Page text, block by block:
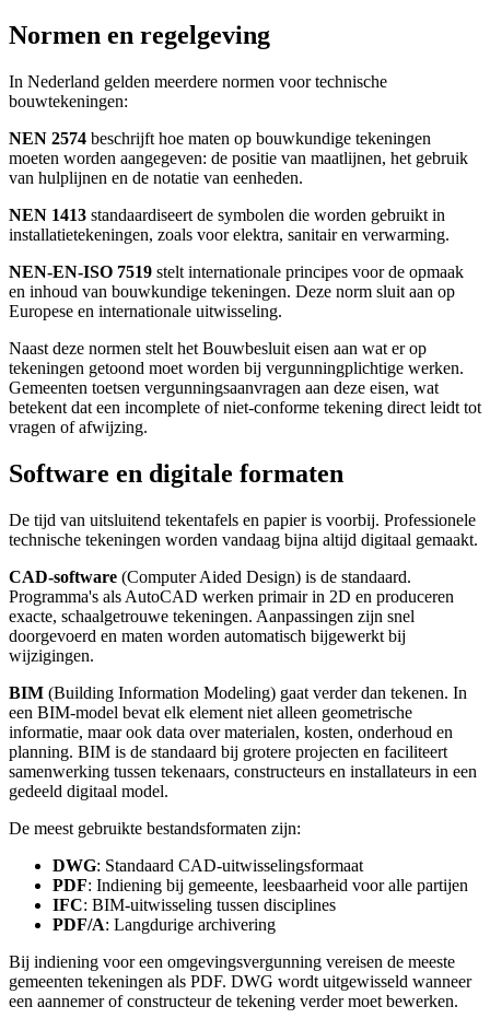
Normen en regelgeving
In Nederland gelden meerdere normen voor technische
bouwtekeningen:
NEN 2574 beschrijft hoe maten op bouwkundige tekeningen
moeten worden aangegeven: de positie van maatlijnen, het gebruik
van hulplijnen en de notatie van eenheden.
NEN 1413 standaardiseert de symbolen die worden gebruikt in
installatietekeningen, zoals voor elektra, sanitair en verwarming.
NEN-EN-ISO 7519 stelt internationale principes voor de opmaak
en inhoud van bouwkundige tekeningen. Deze norm sluit aan op
Europese en internationale uitwisseling.
Naast deze normen stelt het Bouwbesluit eisen aan wat er op
tekeningen getoond moet worden bij vergunningplichtige werken.
Gemeenten toetsen vergunningsaanvragen aan deze eisen, wat
betekent dat een incomplete of niet-conforme tekening direct leidt tot
vragen of afwijzing.
Software en digitale formaten
De tijd van uitsluitend tekentafels en papier is voorbij. Professionele
technische tekeningen worden vandaag bijna altijd digitaal gemaakt.
CAD-software (Computer Aided Design) is de standaard.
Programma's als AutoCAD werken primair in 2D en produceren
exacte, schaalgetrouwe tekeningen. Aanpassingen zijn snel
doorgevoerd en maten worden automatisch bijgewerkt bij
wijzigingen.
BIM (Building Information Modeling) gaat verder dan tekenen. In
een BIM-model bevat elk element niet alleen geometrische
informatie, maar ook data over materialen, kosten, onderhoud en
planning. BIM is de standaard bij grotere projecten en faciliteert
samenwerking tussen tekenaars, constructeurs en installateurs in een
gedeeld digitaal model.
De meest gebruikte bestandsformaten zijn:
DWG: Standaard CAD-uitwisselingsformaat
PDF: Indiening bij gemeente, leesbaarheid voor alle partijen
IFC: BIM-uitwisseling tussen disciplines
PDF/A: Langdurige archivering
Bij indiening voor een omgevingsvergunning vereisen de meeste
gemeenten tekeningen als PDF. DWG wordt uitgewisseld wanneer
een aannemer of constructeur de tekening verder moet bewerken.